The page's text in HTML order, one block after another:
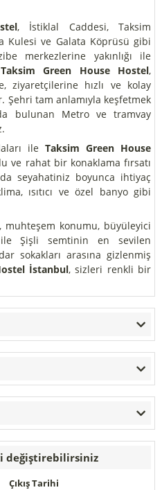
, İstiklal Caddesi, Taksim
Kulesi ve Galata Köprüsü gibi
merkezlerine yakınlığı ile
Green House Hostel,
ziyaretçilerine hızlı ve kolay
Şehri tam anlamıyla keşfetmek
bulunan Metro ve tramvay
ile Taksim Green House
ve rahat bir konaklama fırsatı
seyahatiniz boyunca ihtiyaç
ısıtıcı ve özel banyo gibi
, muhteşem konumu, büyüleyici
Şişli semtinin en sevilen
sokakları arasına gizlenmiş
İstanbul, sizleri renkli bir
değiştirebilirsiniz
Çıkış Tarihi